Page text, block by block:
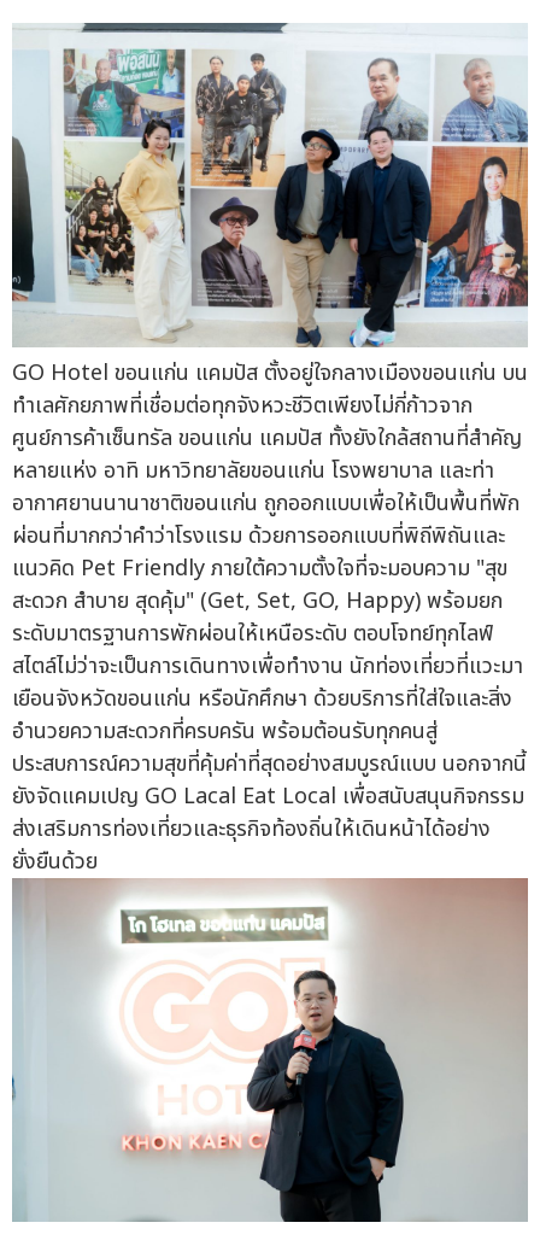
GO Hotel ขอนแก่น แคมปัส ตั้งอยู่ใจกลางเมืองขอนแก่น บน
ทำเลศักยภาพที่เชื่อมต่อทุกจังหวะชีวิตเพียงไม่กี่ก้าวจาก
ศูนย์การค้าเซ็นทรัล ขอนแก่น แคมปัส ทั้งยังใกล้สถานที่สำคัญ
หลายแห่ง อาทิ มหาวิทยาลัยขอนแก่น โรงพยาบาล และท่า
อากาศยานนานาชาติขอนแก่น ถูกออกแบบเพื่อให้เป็นพื้นที่พัก
ผ่อนที่มากกว่าคำว่าโรงแรม ด้วยการออกแบบที่พิถีพิถันและ
แนวคิด Pet Friendly ภายใต้ความตั้งใจที่จะมอบความ "สุข
สะดวก สำบาย สุดคุ้ม" (Get, Set, GO, Happy) พร้อมยก
ระดับมาตรฐานการพักผ่อนให้เหนือระดับ ตอบโจทย์ทุกไลฟ์
สไตล์ไม่ว่าจะเป็นการเดินทางเพื่อทำงาน นักท่องเที่ยวที่แวะมา
เยือนจังหวัดขอนแก่น หรือนักศึกษา ด้วยบริการที่ใส่ใจและสิ่ง
อำนวยความสะดวกที่ครบครัน พร้อมต้อนรับทุกคนสู่
ประสบการณ์ความสุขที่คุ้มค่าที่สุดอย่างสมบูรณ์แบบ นอกจากนี้
ยังจัดแคมเปญ GO Lacal Eat Local เพื่อสนับสนุนกิจกรรม
ส่งเสริมการท่องเที่ยวและธุรกิจท้องถิ่นให้เดินหน้าได้อย่าง
ยั่งยืนด้วย